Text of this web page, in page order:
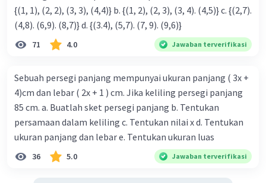
{(1, 1), (2, 2), (3, 3), (4,4)} b. {(1, 2), (2, 3), (3, 4). (4,5)} c. {(2,7).
(4,8). (6,9). (8,7)} d. {(3.4), (5,7). (7, 9). (9,6)}
71 4.0 Jawaban terverifikasi
Sebuah persegi panjang mempunyai ukuran panjang ( 3x +
4)cm dan lebar ( 2x + 1 ) cm. Jika keliling persegi panjang
85 cm. a. Buatlah sket persegi panjang b. Tentukan
persamaan dalam keliling c. Tentukan nilai x d. Tentukan
ukuran panjang dan lebar e. Tentukan ukuran luas
36 5.0 Jawaban terverifikasi